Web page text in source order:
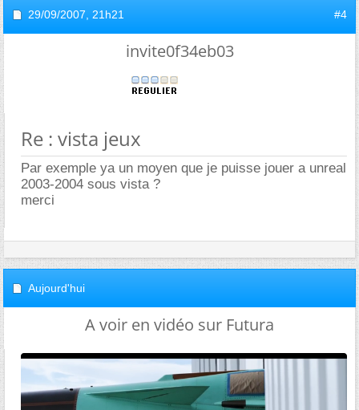
29/09/2007, 21h21 #4
invite0f34eb03
Re : vista jeux
Par exemple ya un moyen que je puisse jouer a unreal
2003-2004 sous vista ?
merci
Aujourd'hui
A voir en vidéo sur Futura